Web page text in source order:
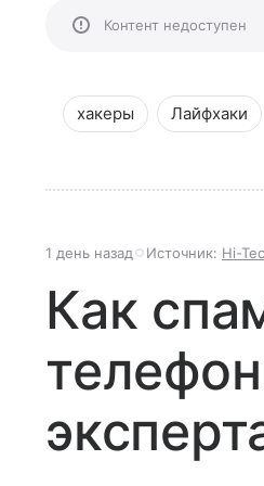
Контент недоступен
хакеры Лайфхаки
1 день назад Источник: Hi-
Как